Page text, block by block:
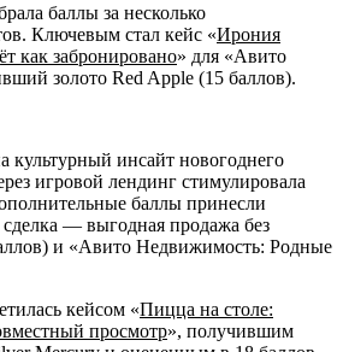
баллы за несколько
Ключевым стал кейс «Ирония
как забронировано» для «Авито
золото Red Apple (15 баллов).
культурный инсайт новогоднего
игровой лендинг стимулировала
баллы принесли
— выгодная продажа без
и «Авито Недвижимость: Родные
кейсом «Пицца на столе:
просмотр», получившим